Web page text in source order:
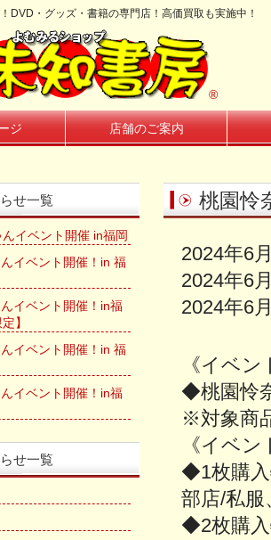
DVD・グッズ・書籍の専門店！高価買取も実施中！
®
ジ 店舗のご案内
桃園怜
2024年6
2024年6
2024年6
《イベ
◆桃園怜
※対象商
《イベ
◆1枚購入
部店/私
◆2枚購入
せ一覧
イベント開催 in福岡
イベント開催！in 福
イベント開催！in福
】
イベント開催！in 福
イベント開催！in福
せ一覧